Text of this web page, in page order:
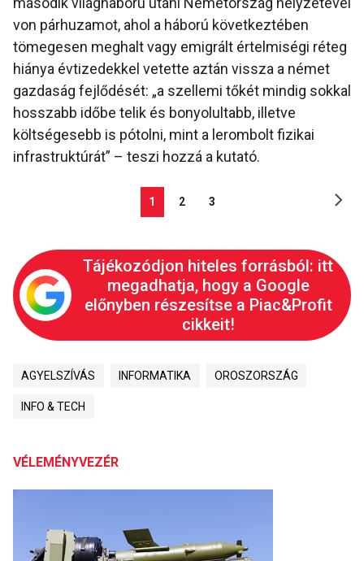
von párhuzamot, ahol a háború következtében
tömegesen meghalt vagy emigrált értelmiségi réteg
hiánya évtizedekkel vetette aztán vissza a német
gazdaság fejlődését: „a szellemi tőkét mindig sokkal
hosszabb időbe telik és bonyolultabb, illetve
költségesebb is pótolni, mint a lerombolt fizikai
infrastruktúrát” – teszi hozzá a kutató.
1 2 3
Tájékozódjon hiteles forrásból: itt
megadhatja, hogy a Google
előnyben részesítse a Piac&Profit
cikkeit!
AGYELSZÍVÁS INFORMATIKA OROSZORSZÁG
INFO & TECH
VÉLEMÉNYVEZÉR